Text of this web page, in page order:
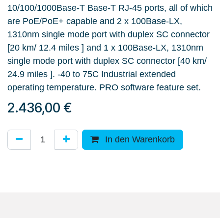
10/100/1000Base-T Base-T RJ-45 ports, all of which
are PoE/PoE+ capable and 2 x 100Base-LX,
1310nm single mode port with duplex SC connector
[20 km/ 12.4 miles ] and 1 x 100Base-LX, 1310nm
single mode port with duplex SC connector [40 km/
24.9 miles ]. -40 to 75C Industrial extended
operating temperature. PRO software feature set.
2.436,00 €
In den Warenkorb